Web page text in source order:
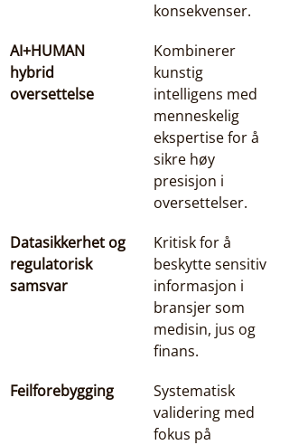
konsekvenser.
AI+HUMAN
hybrid
oversettelse
Kombinerer
kunstig
intelligens med
menneskelig
ekspertise for å
sikre høy
presisjon i
oversettelser.
Datasikkerhet og
regulatorisk
samsvar
Kritisk for å
beskytte sensitiv
informasjon i
bransjer som
medisin, jus og
finans.
Feilforebygging
Systematisk
validering med
fokus på